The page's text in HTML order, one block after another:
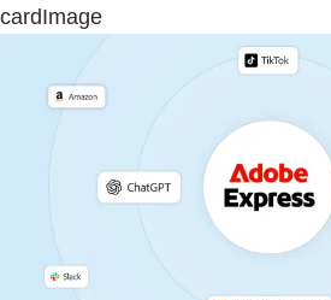
cardImage